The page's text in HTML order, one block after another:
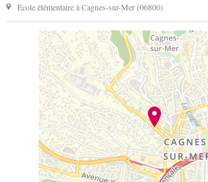
École élémentaire àCagnes-sur-Mer(06800)